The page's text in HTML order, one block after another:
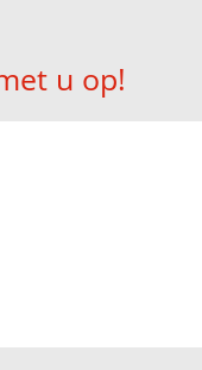
u op!